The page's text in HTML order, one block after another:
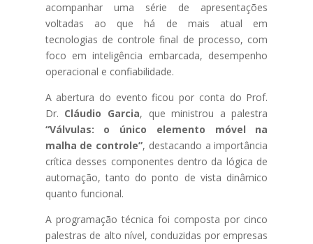
acompanhar uma série de apresentações
voltadas ao que há de mais atual em
tecnologias de controle final de processo, com
foco em inteligência embarcada, desempenho
operacional e confiabilidade.
A abertura do evento ficou por conta do Prof.
Dr. Cláudio Garcia, que ministrou a palestra
“Válvulas: o único elemento móvel na
malha de controle”, destacando a importância
crítica desses componentes dentro da lógica de
automação, tanto do ponto de vista dinâmico
quanto funcional.
A programação técnica foi composta por cinco
palestras de alto nível, conduzidas por empresas